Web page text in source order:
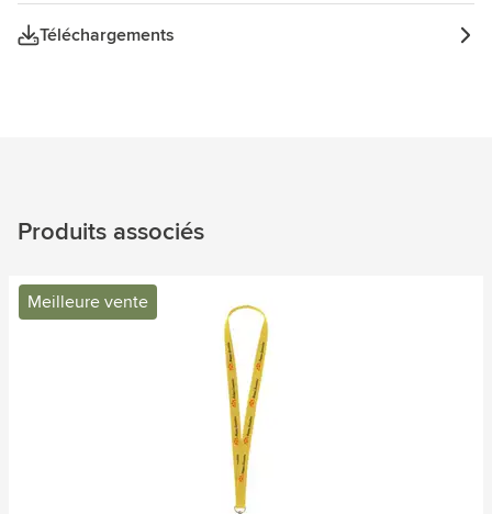
Téléchargements
Produits associés
Meilleure vente